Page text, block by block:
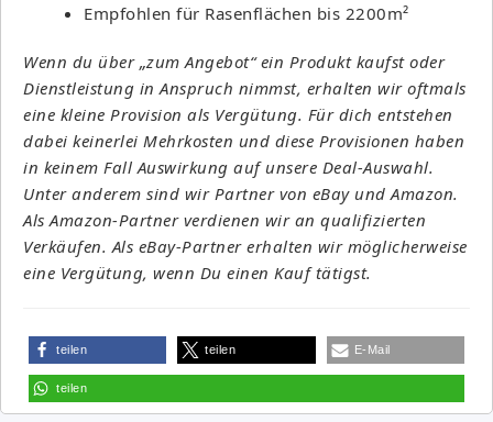
Empfohlen für Rasenflächen bis 2200m²
Wenn du über „zum Angebot“ ein Produkt kaufst oder
Dienstleistung in Anspruch nimmst, erhalten wir oftmals
eine kleine Provision als Vergütung. Für dich entstehen
dabei keinerlei Mehrkosten und diese Provisionen haben
in keinem Fall Auswirkung auf unsere Deal-Auswahl.
Unter anderem sind wir Partner von eBay und Amazon.
Als Amazon-Partner verdienen wir an qualifizierten
Verkäufen. Als eBay-Partner erhalten wir möglicherweise
eine Vergütung, wenn Du einen Kauf tätigst.
teilen teilen E-Mail
teilen